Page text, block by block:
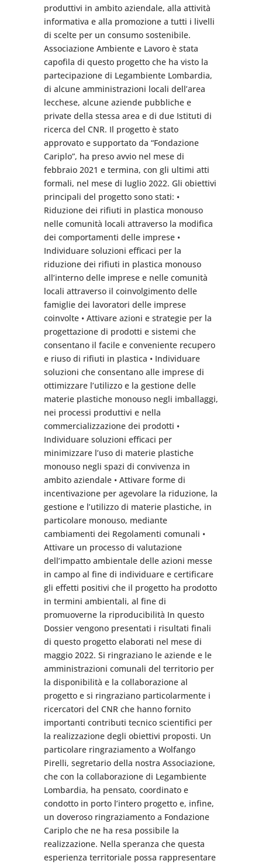
produttivi in ambito aziendale, alla attività
informativa e alla promozione a tutti i livelli
di scelte per un consumo sostenibile.
Associazione Ambiente e Lavoro è stata
capofila di questo progetto che ha visto la
partecipazione di Legambiente Lombardia,
di alcune amministrazioni locali dell’area
lecchese, alcune aziende pubbliche e
private della stessa area e di due Istituti di
ricerca del CNR. Il progetto è stato
approvato e supportato da “Fondazione
Cariplo”, ha preso avvio nel mese di
febbraio 2021 e termina, con gli ultimi atti
formali, nel mese di luglio 2022. Gli obiettivi
principali del progetto sono stati: •
Riduzione dei rifiuti in plastica monouso
nelle comunità locali attraverso la modifica
dei comportamenti delle imprese •
Individuare soluzioni efficaci per la
riduzione dei rifiuti in plastica monouso
all’interno delle imprese e nelle comunità
locali attraverso il coinvolgimento delle
famiglie dei lavoratori delle imprese
coinvolte • Attivare azioni e strategie per la
progettazione di prodotti e sistemi che
consentano il facile e conveniente recupero
e riuso di rifiuti in plastica • Individuare
soluzioni che consentano alle imprese di
ottimizzare l’utilizzo e la gestione delle
materie plastiche monouso negli imballaggi,
nei processi produttivi e nella
commercializzazione dei prodotti •
Individuare soluzioni efficaci per
minimizzare l’uso di materie plastiche
monouso negli spazi di convivenza in
ambito aziendale • Attivare forme di
incentivazione per agevolare la riduzione, la
gestione e l’utilizzo di materie plastiche, in
particolare monouso, mediante
cambiamenti dei Regolamenti comunali •
Attivare un processo di valutazione
dell’impatto ambientale delle azioni messe
in campo al fine di individuare e certificare
gli effetti positivi che il progetto ha prodotto
in termini ambientali, al fine di
promuoverne la riproducibilità In questo
Dossier vengono presentati i risultati finali
di questo progetto elaborati nel mese di
maggio 2022. Si ringraziano le aziende e le
amministrazioni comunali del territorio per
la disponibilità e la collaborazione al
progetto e si ringraziano particolarmente i
ricercatori del CNR che hanno fornito
importanti contributi tecnico scientifici per
la realizzazione degli obiettivi proposti. Un
particolare ringraziamento a Wolfango
Pirelli, segretario della nostra Associazione,
che con la collaborazione di Legambiente
Lombardia, ha pensato, coordinato e
condotto in porto l’intero progetto e, infine,
un doveroso ringraziamento a Fondazione
Cariplo che ne ha resa possibile la
realizzazione. Nella speranza che questa
esperienza territoriale possa rappresentare